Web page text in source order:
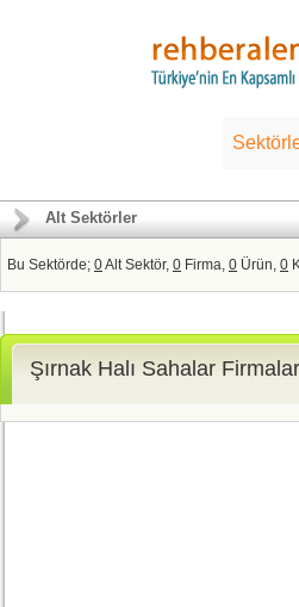
Alt Sektörler
Bu Sektörde; 0Alt Sektör, 0 Firma, 0 Ürün, 0
Şırnak Halı Sahalar